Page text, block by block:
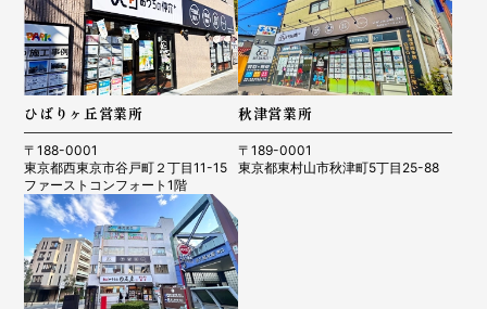
ひばりヶ丘営業所
〒188-0001
東京都西東京市谷戸町２丁目11-15
ファーストコンフォート1階
秋津営業所
〒189-0001
東京都東村山市秋津町5丁目25-88